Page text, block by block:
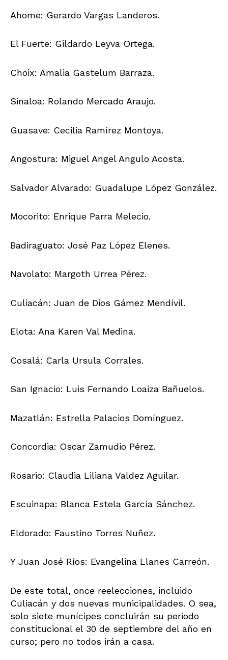
Ahome: Gerardo Vargas Landeros.
El Fuerte: Gildardo Leyva Ortega.
Choix: Amalia Gastelum Barraza.
Sinaloa: Rolando Mercado Araujo.
Guasave: Cecilia Ramírez Montoya.
Angostura: Miguel Angel Angulo Acosta.
Salvador Alvarado: Guadalupe López González.
Mocorito: Enrique Parra Melecio.
Badiraguato: José Paz López Elenes.
Navolato: Margoth Urrea Pérez.
Culiacán: Juan de Dios Gámez Mendívil.
Elota: Ana Karen Val Medina.
Cosalá: Carla Ursula Corrales.
San Ignacio: Luis Fernando Loaiza Bañuelos.
Mazatlán: Estrella Palacios Domínguez.
Concordia: Oscar Zamudio Pérez.
Rosario: Claudia Liliana Valdez Aguilar.
Escuinapa: Blanca Estela García Sánchez.
Eldorado: Faustino Torres Nuñez.
Y Juan José Ríos: Evangelina Llanes Carreón.
De este total, once reelecciones, incluido
Culiacán y dos nuevas municipalidades. O sea,
solo siete munícipes concluirán su periodo
constitucional el 30 de septiembre del año en
curso; pero no todos irán a casa.